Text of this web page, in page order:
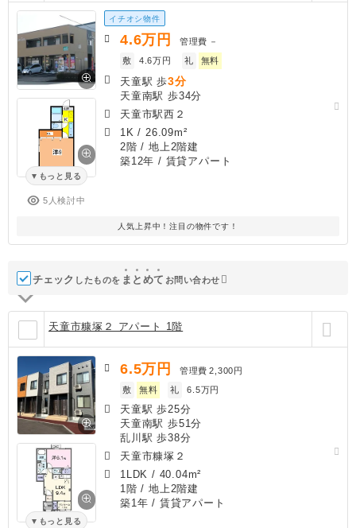
もっと見る
5人検討中
イチオシ物件
4.6万円 管理費 －
敷
4.6万円 礼 無料
天童駅 歩3分
天童南駅 歩34分
天童市駅西２
1K / 26.09m²
2階 / 地上2階建
築12年 / 賃貸アパート
人気上昇中！注目の物件です！
チェック したものを ま と めて お問い合わせ
天童市糠塚２ アパート 1階
もっと見る
6.5万円 管理費 2,300円
敷
無料 礼 6.5万円
天童駅 歩25分
天童南駅 歩51分
乱川駅 歩38分
天童市糠塚２
1LDK / 40.04m²
1階 / 地上2階建
築1年 / 賃貸アパート